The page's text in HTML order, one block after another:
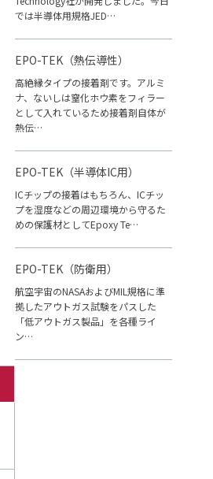
では半導体用規格JED…
EPO-TEK（熱伝導性）
高絶縁タイプの接着剤です。アルミ
ナ、ないしは窒化ホウ素をフィラー
として入れているため接着剤自体が
熱伝…
EPO-TEK（半導体IC用）
ICチップの接着はもちろん、ICチッ
プを湿度などの周辺環境から守るた
めの保護材としてEpoxy Te…
EPO-TEK（防衛用）
航空宇宙のNASAおよびMIL規格に準
拠したアウトガス試験をパスした
「低アウトガス製品」を各種ライ
ン…